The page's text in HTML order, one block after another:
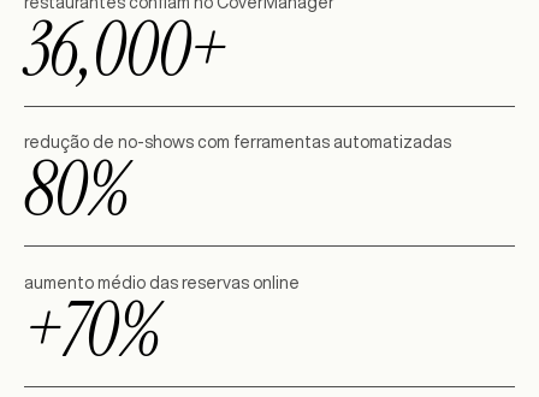
36,000+
redução de no-shows com ferramentas automatizadas
80%
aumento médio das reservas online
+70%